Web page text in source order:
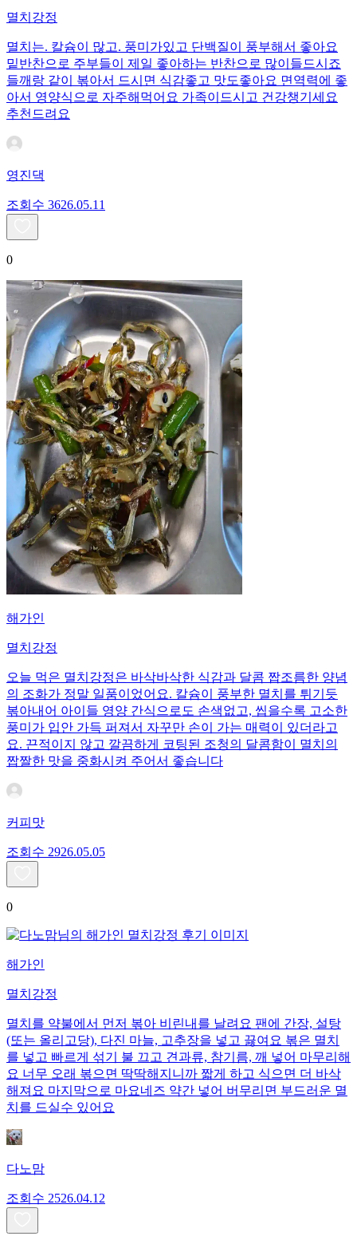
멸치강정
멸치는. 칼슘이 많고. 풍미가있고 단백질이 풍부해서 좋아요
밑반찬으로 주부들이 제일 좋아하는 반찬으로 많이들드시죠
들깨랑 같이 볶아서 드시면 식감좋고 맛도좋아요 면역력에 좋
아서 영양식으로 자주해먹어요 가족이드시고 건강챙기세요
추천드려요
영진댁
조회수 3626.05.11
0
해가인
멸치강정
오늘 먹은 멸치강정은 바삭바삭한 식감과 달콤 짭조름한 양념
의 조화가 정말 일품이었어요. 칼슘이 풍부한 멸치를 튀기듯
볶아내어 아이들 영양 간식으로도 손색없고, 씹을수록 고소한
풍미가 입안 가득 퍼져서 자꾸만 손이 가는 매력이 있더라고
요. 끈적이지 않고 깔끔하게 코팅된 조청의 달콤함이 멸치의
짭짤한 맛을 중화시켜 주어서 좋습니다
커피맛
조회수 2926.05.05
0
해가인
멸치강정
멸치를 약불에서 먼저 볶아 비린내를 날려요 팬에 간장, 설탕
(또는 올리고당), 다진 마늘, 고추장을 넣고 끓여요 볶은 멸치
를 넣고 빠르게 섞기 불 끄고 견과류, 참기름, 깨 넣어 마무리해
요 너무 오래 볶으면 딱딱해지니까 짧게 하고 식으면 더 바삭
해져요 마지막으로 마요네즈 약간 넣어 버무리면 부드러운 멸
치를 드실수 있어요
다노맘
조회수 2526.04.12